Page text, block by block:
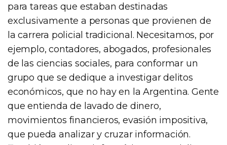
para tareas que estaban destinadas
exclusivamente a personas que provienen de
la carrera policial tradicional. Necesitamos, por
ejemplo, contadores, abogados, profesionales
de las ciencias sociales, para conformar un
grupo que se dedique a investigar delitos
económicos, que no hay en la Argentina. Gente
que entienda de lavado de dinero,
movimientos financieros, evasión impositiva,
que pueda analizar y cruzar información.